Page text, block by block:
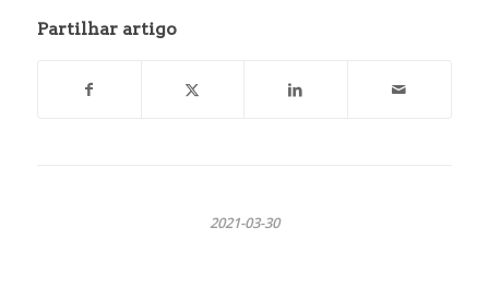
Partilhar artigo
2021-03-30